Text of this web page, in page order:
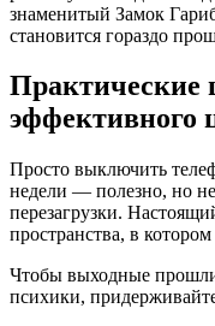
знаменитый Замок
становится гораздо
Практические
эффективного
Просто выключить
недели — полезно, но
перезагрузки.
пространства, в
Чтобы выходные
психики,